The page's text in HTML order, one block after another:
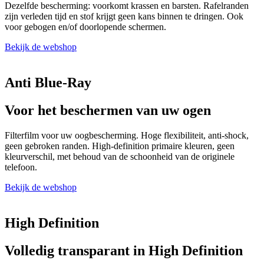
Dezelfde bescherming: voorkomt krassen en barsten. Rafelranden
zijn verleden tijd en stof krijgt geen kans binnen te dringen. Ook
voor gebogen en/of doorlopende schermen.
Bekijk de webshop
Anti Blue-Ray
Voor het beschermen van uw ogen
Filterfilm voor uw oogbescherming. Hoge flexibiliteit, anti-shock,
geen gebroken randen. High-definition primaire kleuren, geen
kleurverschil, met behoud van de schoonheid van de originele
telefoon.
Bekijk de webshop
High Definition
Volledig transparant in High Definition